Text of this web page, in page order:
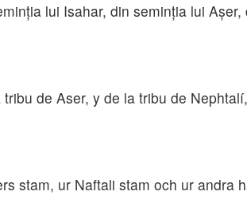
lui Isahar, din seminţia lui
de Aser, y de la tribu de
stam, ur Naftali stam och ur andra